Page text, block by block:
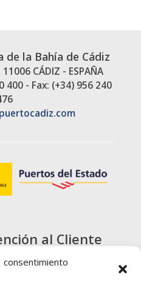
la Bahía de Cádiz
CÁDIZ - ESPAÑA
400 - Fax: (+34) 956 240
al Cliente
415